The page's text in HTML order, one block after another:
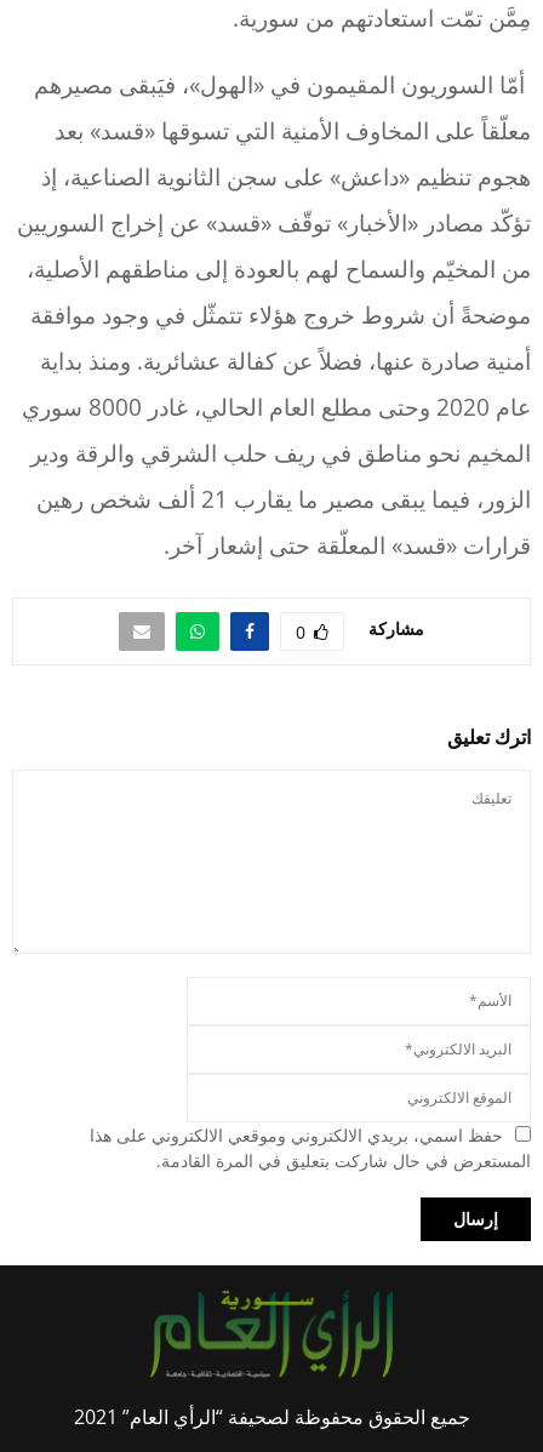
مِمَّن تمّت استعادتهم من سورية.
أمّا السوريون المقيمون في «الهول»، فيَبقى مصيرهم
معلّقاً على المخاوف الأمنية التي تسوقها «قسد» بعد
هجوم تنظيم «داعش» على سجن الثانوية الصناعية، إذ
تؤكّد مصادر «الأخبار» توقّف «قسد» عن إخراج السوريين
من المخيّم والسماح لهم بالعودة إلى مناطقهم الأصلية،
موضحةً أن شروط خروج هؤلاء تتمثّل في وجود موافقة
أمنية صادرة عنها، فضلاً عن كفالة عشائرية. ومنذ بداية
عام 2020 وحتى مطلع العام الحالي، غادر 8000 سوري
المخيم نحو مناطق في ريف حلب الشرقي والرقة ودير
الزور، فيما يبقى مصير ما يقارب 21 ألف شخص رهين
قرارات «قسد» المعلّقة حتى إشعار آخر.
مشاركة 0
اترك تعليق
حفظ اسمي، بريدي الالكتروني وموقعي الالكتروني على هذا
المستعرض في حال شاركت بتعليق في المرة القادمة.
جميع الحقوق محفوظة لصحيفة “الرأي العام” 2021